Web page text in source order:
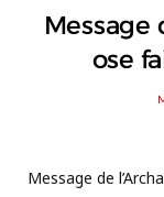
Message
ose
Message de